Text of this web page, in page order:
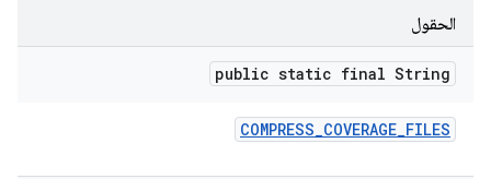
الحقول
public static final String
COMPRESS_COVERAGE_FILES